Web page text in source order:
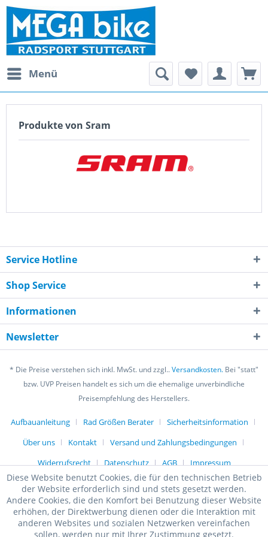
Menü
Produkte von Sram
Service Hotline
Shop Service
Informationen
Newsletter
* Die Preise verstehen sich inkl. MwSt. und zzgl..Versandkosten. Bei "statt"
bzw. UVP Preisen handelt es sich um die ehemalige unverbindliche
Preisempfehlung des Herstellers.
Aufbauanleitung Rad Größen Berater
Sicherheitsinformation
Über uns
Kontakt
Versand und Zahlungsbedingungen
Widerrufsrecht
Datenschutz AGB Impressum
Diese Website benutzt Cookies, die für den technischen Betrieb
der Website erforderlich sind und stets gesetzt werden.
Andere Cookies, die den Komfort bei Benutzung dieser Website
erhöhen, der Direktwerbung dienen oder die Interaktion mit
anderen Websites und sozialen Netzwerken vereinfachen
sollen, werden nur mit Ihrer Zustimmung gesetzt.